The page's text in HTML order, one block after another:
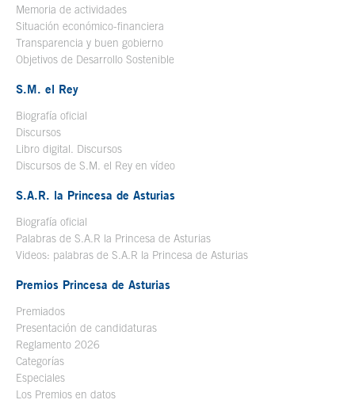
Memoria de actividades
Situación económico-financiera
Transparencia y buen gobierno
Objetivos de Desarrollo Sostenible
S.M. el Rey
Biografía oficial
Discursos
Libro digital. Discursos
Discursos de S.M. el Rey en vídeo
S.A.R. la Princesa de Asturias
Biografía oficial
Palabras de S.A.R la Princesa de Asturias
Videos: palabras de S.A.R la Princesa de Asturias
Premios Princesa de Asturias
Premiados
Presentación de candidaturas
Reglamento 2026
Categorías
Especiales
Los Premios en datos